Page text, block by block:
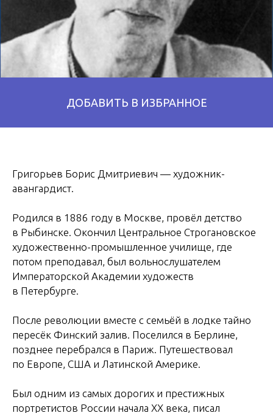
Григорьев Борис Дмитриевич — художник-
авангардист.
Родился в 1886 году в Москве, провёл детство
в Рыбинске. Окончил Центральное Строгановское
художественно-промышленное училище, где
потом преподавал, был вольнослушателем
Императорской Академии художеств
в Петербурге.
После революции вместе с семьёй в лодке тайно
пересёк Финский залив. Поселился в Берлине,
позднее перебрался в Париж. Путешествовал
по Европе, США и Латинской Америке.
Был одним из самых дорогих и престижных
портретистов России начала XX века, писал